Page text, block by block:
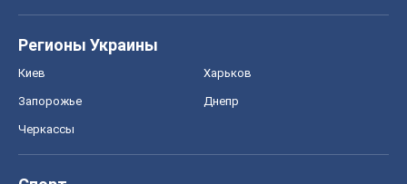
Регионы Украины
Киев Харьков
Запорожье Днепр
Черкассы